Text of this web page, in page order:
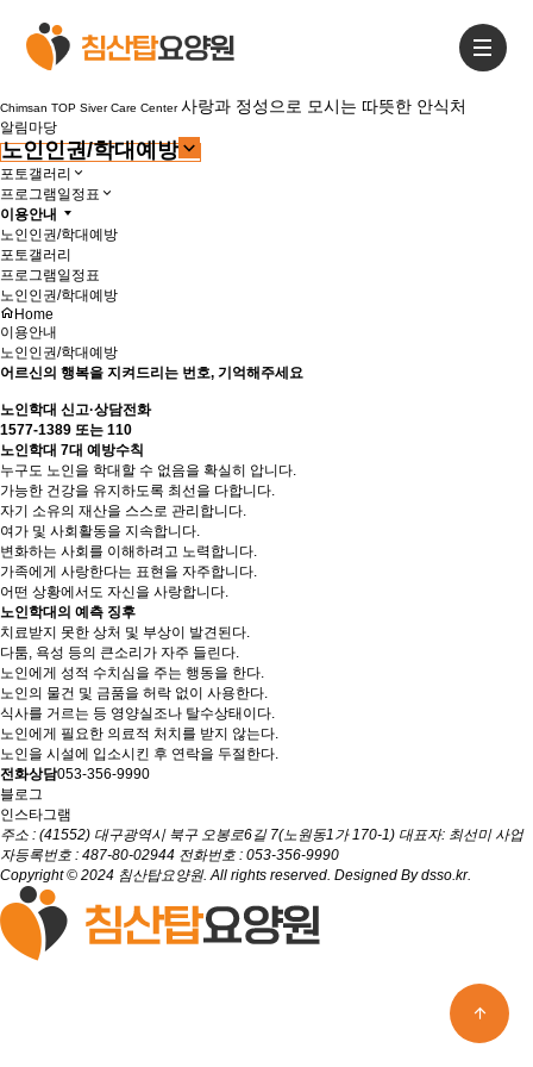
Chimsan TOP Siver Care Center 사랑과 정성으로 모시는 따뜻한 안식처
알림마당
노인인권/학대예방
포토갤러리
프로그램일정표
이용안내
노인인권/학대예방
포토갤러리
프로그램일정표
노인인권/학대예방
Home
이용안내
노인인권/학대예방
어르신의 행복을 지켜드리는 번호, 기억해주세요
노인학대 신고·상담전화
1577-1389 또는 110
노인학대 7대 예방수칙
누구도 노인을 학대할 수 없음을 확실히 압니다.
가능한 건강을 유지하도록 최선을 다합니다.
자기 소유의 재산을 스스로 관리합니다.
여가 및 사회활동을 지속합니다.
변화하는 사회를 이해하려고 노력합니다.
가족에게 사랑한다는 표현을 자주합니다.
어떤 상황에서도 자신을 사랑합니다.
노인학대의 예측 징후
치료받지 못한 상처 및 부상이 발견된다.
다툼, 욕성 등의 큰소리가 자주 들린다.
노인에게 성적 수치심을 주는 행동을 한다.
노인의 물건 및 금품을 허락 없이 사용한다.
식사를 거르는 등 영양실조나 탈수상태이다.
노인에게 필요한 의료적 처치를 받지 않는다.
노인을 시설에 입소시킨 후 연락을 두절한다.
전화상담053-356-9990
블로그
인스타그램
주소 : (41552) 대구광역시 북구 오봉로6길 7(노원동1가 170-1) 대표자: 최선미 사업
자등록번호 : 487-80-02944 전화번호 : 053-356-9990
Copyright © 2024 침산탑요양원. All rights reserved. Designed Bydsso.kr.